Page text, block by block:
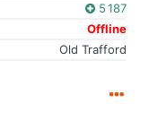
5 187
Offline
Old Trafford